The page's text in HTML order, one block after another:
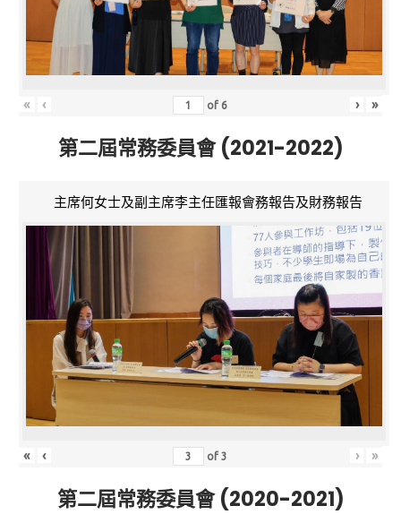
« ‹ of 6 › »
第二屆常務委員會 (2021-2022)
主席何女士及副主席李主任匯報會務報告及財務報告
« ‹ of3 › »
第二屆常務委員會 (2020-2021)